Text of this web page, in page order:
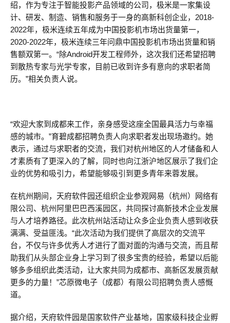
绍，作为专注于智能投影产品领域的公司，极米是一家集设
计、研发、制造、销售和服务于一身的高新科创企业，2018-
2022年，极米连续五年成为中国投影机市场出货量第一，
2020-2022年，极米连续三年问鼎中国投影机市场出货量和销
售额双第一。“除Android开发工程师外，这次我们还希望招聘
到散热专家与光学专家，目前已收到许多有意向的求职者简
历。”相关负责人说。
“欢迎大家到成都来工作，亲身感受这座全国最具活力与幸福
感的城市。”育碧成都招聘负责人向求职者发出现场邀约。她
表示，通过与求职者的交流，我们对杭州地区的人才储备和人
才素质有了更深入的了解，同时也向江浙沪地区展示了我们企
业的优势和吸引力，希望能够吸引到更多青年来蓉发展。
在杭州期间，天府软件园还组织企业参观网易（杭州）网络有
限公司、杭州阿里巴巴西溪园区，共同探讨高新技术企业发展
与人才培养路径。此次杭州站活动让众多企业负责人感到收获
满满、受益匪浅。“此次活动为我们提供了高层次的交流平
台，不仅与许多优秀人才进行了面对面的沟通与交流，而且帮
助我们从头部企业身上学习到了很多宝贵的经验，希望以后能
够多多组织此类活动，让大家共同为成都市、高新区发展贡献
更多的力量！”芯原微电子（成都）有限公司招聘负责人感慨
道。
据介绍，天府软件园是国家软件产业基地，国家级科技企业孵